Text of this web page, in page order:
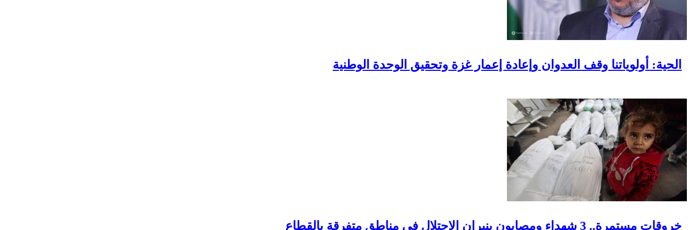
الحية: أولوياتنا وقف العدوان وإعادة إعمار غزة وتحقيق الوحدة الوطنية
خروقات مستمرة.. 3 شهداء ومصابون بنيران الاحتلال في مناطق متفرقة بالقطاع